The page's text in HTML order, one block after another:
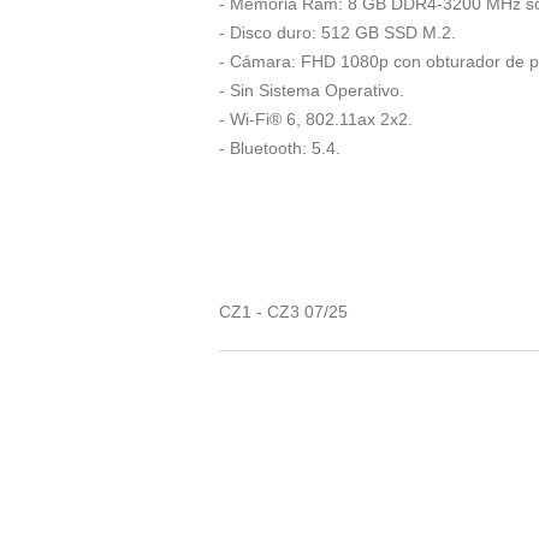
- Disco duro: 512 GB SSD M.2.
- Cámara: FHD 1080p con obturador de
- Sin Sistema Operativo.
- Wi-Fi® 6, 802.11ax 2x2.
- Bluetooth: 5.4.
CZ1 - CZ3 07/25